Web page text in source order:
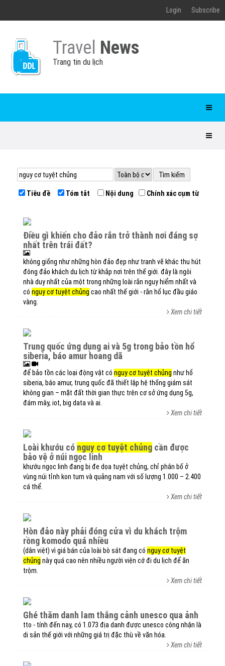
Login Subscribe
Travel News
Trang tin du lịch
Tiêu đề Tóm tắt Nội dung Chính xác cụm từ
điều gì khiến cho đảo rắn trở thành nơi đáng sợ
nhất trên trái đất?
không giống như những hòn đảo đẹp như tranh vẽ khác thu hút
đông đảo khách du lịch từ khắp nơi trên thế giới. đây là ngôi
nhà duy nhất của một trong những loài rắn nguy hiểm nhất và
có nguy cơ tuyệt chủng cao nhất thế giới - rắn hổ lục đầu giáo
vàng.
Xem chi tiết
trung quốc ứng dụng ai và 5g trong bảo tồn hổ
siberia, báo amur hoang dã
để bảo tồn các loại động vật có nguy cơ tuyệt chủng như hổ
siberia, báo amur, trung quốc đã thiết lập hệ thống giám sát
không gian – mặt đất thời gian thực trên cơ sở ứng dụng 5g,
đám mây, iot, big data và ai.
Xem chi tiết
loài khướu có nguy cơ tuyệt chủng cần được
bảo vệ ở núi ngọc linh
khướu ngọc linh đang bị đe dọa tuyệt chủng, chỉ phân bố ở
vùng núi tỉnh kon tum và quảng nam với số lượng 1.000 – 2.400
cá thể.
Xem chi tiết
hòn đảo này phải đóng cửa vì du khách trộm
rồng komodo quá nhiều
(dân việt) vì giá bán của loài bò sát đang có nguy cơ tuyệt
chủng này quá cao nên nhiều người viện cớ đi du lịch để ăn
trộm.
Xem chi tiết
ghé thăm danh lam thắng cảnh unesco qua ảnh
tto - tính đến nay, có 1.073 địa danh được unesco công nhận là
di sản thế giới với những giá trị đặc thù về văn hóa.
Xem chi tiết